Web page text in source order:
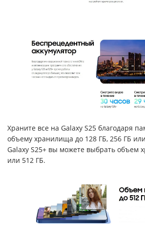
Храните все на Galaxy S25 благодаря
объему хранилища до 128 ГБ, 256 ГБ
Galaxy S25+ вы можете выбрать объем
или 512 ГБ.